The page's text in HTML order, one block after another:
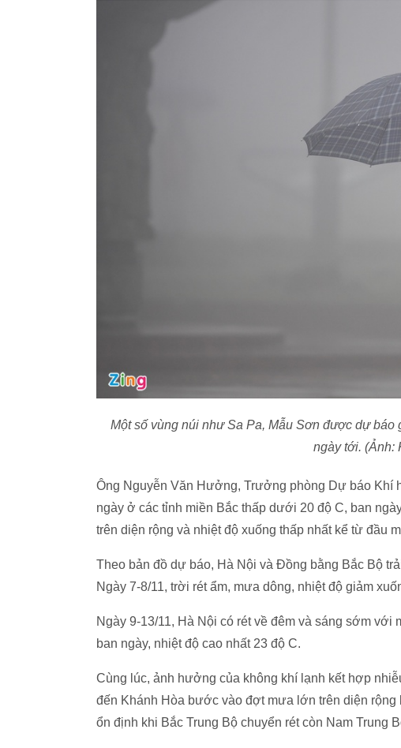
Một số vùng núi như Sa Pa, Mẫu Sơn được dự
ngày tới. (Ảnh:
Ông Nguyễn Văn Hưởng, Trưởng phòng Dự báo Khí
ngày ở các tỉnh miền Bắc thấp dưới 20 độ C, ban
trên diện rộng và nhiệt độ xuống thấp nhất kể từ đầu
Theo bản đồ dự báo, Hà Nội và Đồng bằng Bắc Bộ
Ngày 7-8/11, trời rét ẩm, mưa dông, nhiệt độ giảm
Ngày 9-13/11, Hà Nội có rét về đêm và sáng sớm
ban ngày, nhiệt độ cao nhất 23 độ C.
Cùng lúc, ảnh hưởng của không khí lạnh kết hợp
đến Khánh Hòa bước vào đợt mưa lớn trên diện
ổn định khi Bắc Trung Bộ chuyển rét còn Nam Trung